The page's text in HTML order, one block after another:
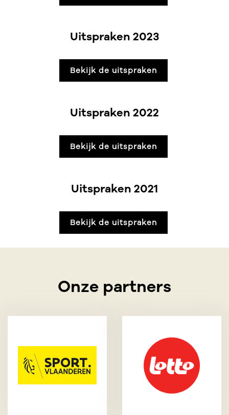
Uitspraken 2023
Bekijk de uitspraken
Uitspraken 2022
Bekijk de uitspraken
Uitspraken 2021
Bekijk de uitspraken
Onze partners